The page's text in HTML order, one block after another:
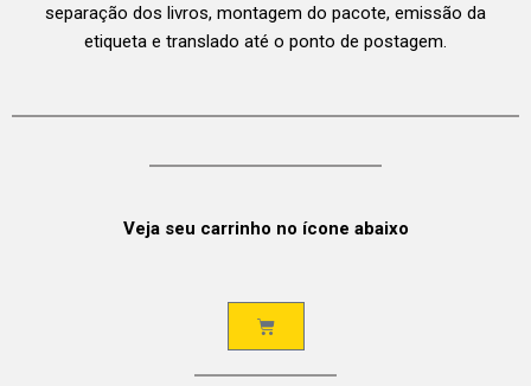
separação dos livros, montagem do pacote, emissão da
etiqueta e translado até o ponto de postagem.
Veja seu carrinho no ícone abaixo